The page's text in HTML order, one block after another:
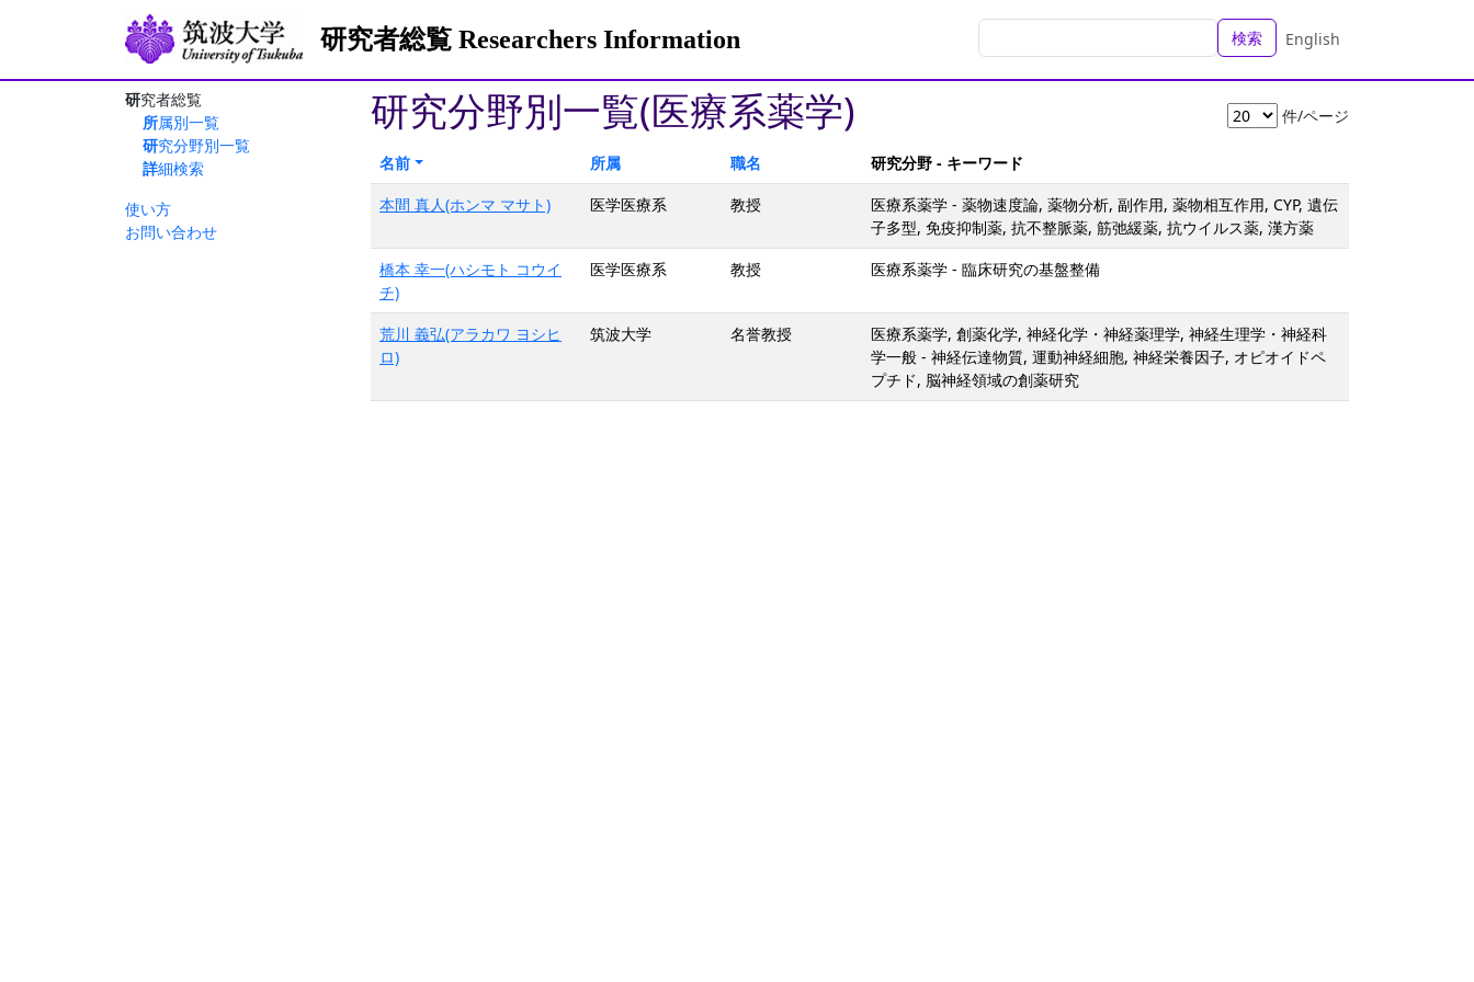
研究者総覧 Researchers Information 検索 English
研究者総覧
所属別一覧
研究分野別一覧
詳細検索
使い方
お問い合わせ
研究分野別一覧(医療系薬学) 件/ページ
名前 所属 職名
研究分野 - キーワード
本間 真人(ホンマ マサト)
医学医療系 教授
医療系薬学 - 薬物速度論, 薬物分析, 副作用, 薬物相互作用, CYP, 遺伝
子多型, 免疫抑制薬, 抗不整脈薬, 筋弛緩薬, 抗ウイルス薬, 漢方薬
橋本 幸一(ハシモト コウイ
チ)
医学医療系 教授 医療系薬学 - 臨床研究の基盤整備
荒川 義弘(アラカワ ヨシヒ
ロ)
筑波大学 名誉教授
医療系薬学, 創薬化学, 神経化学・神経薬理学, 神経生理学・神経科
学一般 - 神経伝達物質, 運動神経細胞, 神経栄養因子, オピオイドペ
プチド, 脳神経領域の創薬研究